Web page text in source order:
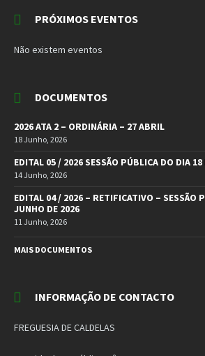
PRÓXIMOS EVENTOS
Não existem eventos
DOCUMENTOS
2026 ATA 2 – ORDINÁRIA – 27 ABRIL
18 Junho, 2026
EDITAL 05 / 2026 SESSÃO PÚBLICA DO DIA
14 Junho, 2026
EDITAL 04 / 2026 – RETIFICATIVO – SESSÃO
JUNHO DE 2026
11 Junho, 2026
MAIS DOCUMENTOS
INFORMAÇÃO DE CONTACTO
FREGUESIA DE CALDELAS